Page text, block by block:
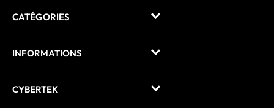
CATÉGORIES
INFORMATIONS
CYBERTEK